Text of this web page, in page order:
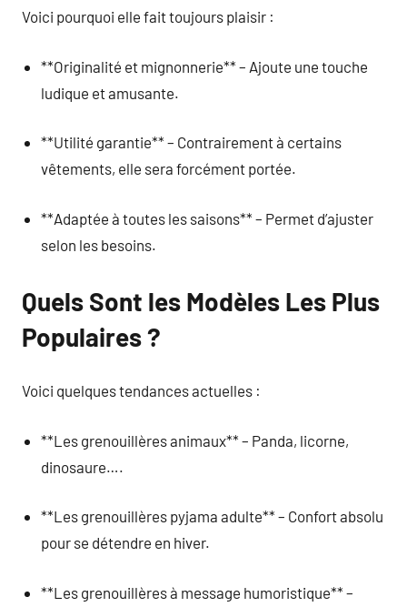
Voici pourquoi elle fait toujours plaisir :
**Originalité et mignonnerie** – Ajoute une touche
ludique et amusante.
**Utilité garantie** – Contrairement à certains
vêtements, elle sera forcément portée.
**Adaptée à toutes les saisons** – Permet d’ajuster
selon les besoins.
Quels Sont les Modèles Les Plus
Populaires ?
Voici quelques tendances actuelles :
**Les grenouillères animaux** – Panda, licorne,
dinosaure….
**Les grenouillères pyjama adulte** – Confort absolu
pour se détendre en hiver.
**Les grenouillères à message humoristique** –